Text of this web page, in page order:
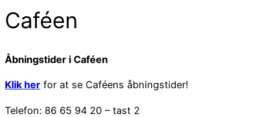
Caféen
Åbningstider i Caféen
Klik her for at se Caféens åbningstider!
Telefon: 86 65 94 20 – tast 2